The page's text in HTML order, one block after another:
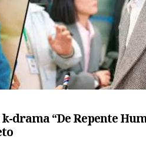
drama “De Repente